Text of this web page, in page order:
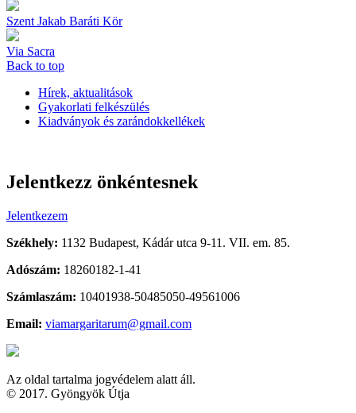
Szent Jakab Baráti Kör
Via Sacra
Back to top
Hírek, aktualitások
Gyakorlati felkészülés
Kiadványok és zarándokkellékek
Jelentkezz önkéntesnek
Jelentkezem
Székhely: 1132 Budapest, Kádár utca 9-11. VII. em. 85.
Adószám: 18260182-1-41
Számlaszám: 10401938-50485050-49561006
Email: viamargaritarum@gmail.com
Az oldal tartalma jogvédelem alatt áll.
© 2017. Gyöngyök Útja